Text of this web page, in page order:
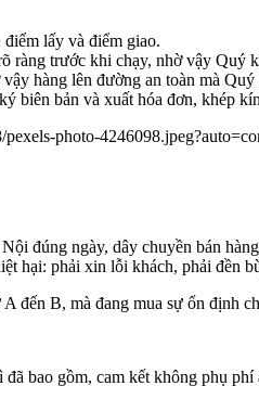
lấy và điểm giao.
trước khi chạy, nhờ vậy Quý
hàng lên đường an toàn mà Quý
bản và xuất hóa đơn, khép
photo-
đúng ngày, dây chuyền bán
hại: phải xin lỗi khách, phải đền
đến B, mà đang mua sự ổn định
bao gồm, cam kết không phụ